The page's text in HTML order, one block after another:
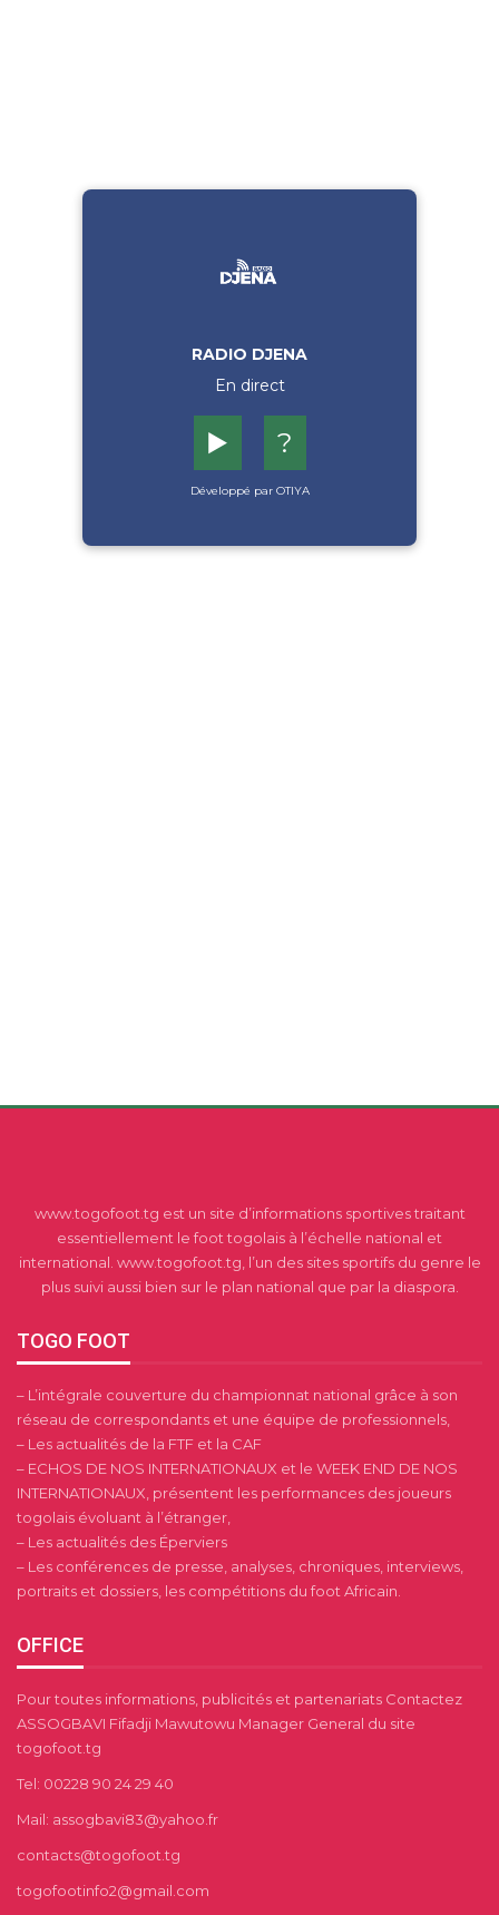
RADIO DJENA
En direct
▶️ ?
Développé par OTIYA
www.togofoot.tg est un site d’informations sportives traitant
essentiellement le foot togolais à l’échelle national et
international. www.togofoot.tg, l’un des sites sportifs du genre le
plus suivi aussi bien sur le plan national que par la diaspora.
TOGO FOOT
– L’intégrale couverture du championnat national grâce à son
réseau de correspondants et une équipe de professionnels,
– Les actualités de la FTF et la CAF
– ECHOS DE NOS INTERNATIONAUX et le WEEK END DE NOS
INTERNATIONAUX, présentent les performances des joueurs
togolais évoluant à l’étranger,
– Les actualités des Éperviers
– Les conférences de presse, analyses, chroniques, interviews,
portraits et dossiers, les compétitions du foot Africain.
OFFICE
Pour toutes informations, publicités et partenariats Contactez
ASSOGBAVI Fifadji Mawutowu Manager General du site
togofoot.tg
Tel: 00228 90 24 29 40
Mail: assogbavi83@yahoo.fr
contacts@togofoot.tg
togofootinfo2@gmail.com